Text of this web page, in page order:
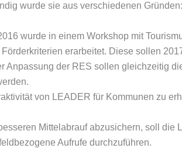
wurde sie aus verschiedenen Gründen:
wurde in einem Workshop mit
Förderkriterien erarbeitet. Diese sollen
Anpassung der RES sollen gleichzeitig
von LEADER für Kommunen zu
Mittelabrauf abzusichern, soll
Aufrufe durchzuführen.